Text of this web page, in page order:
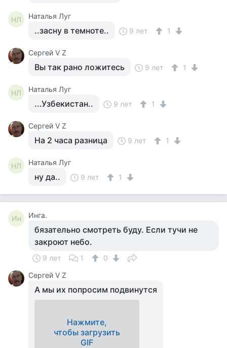
НЛ Наталья Луг
..засну в темноте.. 9 лет 1
Сергей V Z
Вы так рано ложитесь 9 лет 1
НЛ Наталья Луг
...Узбекистан.. 9 лет 1
Сергей V Z
На 2 часа разница 9 лет 1
НЛ Наталья Луг
ну да.. 9 лет 1
Ин Инга.
бязательно смотреть буду. Если тучи не
закроют небо.
9 лет 1
0
Сергей V Z
А мы их попросим подвинутся
Нажмите,
чтобы загрузить
GIF